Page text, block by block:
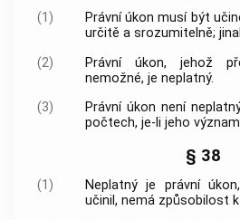
(1)
Právní úkon musí být
určitě a srozumitelně;
(2)
Právní úkon, jehož
nemožné, je neplatný.
(3)
Právní úkon není
počtech, je-li jeho
§ 38
(1)
Neplatný je právní
učinil, nemá způsobilost